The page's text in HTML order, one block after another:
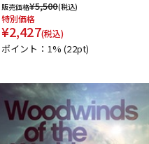
販売価格¥5,500(税込)
特別価格
¥2,427(税込)
ポイント：1%(22pt)